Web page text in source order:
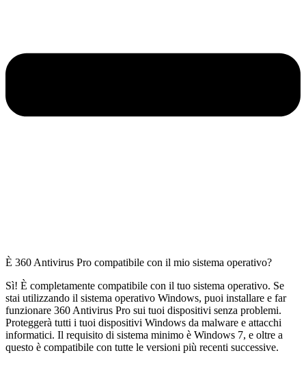
È 360 Antivirus Pro compatibile con il mio sistema operativo?
Sì! È completamente compatibile con il tuo sistema operativo. Se
stai utilizzando il sistema operativo Windows, puoi installare e far
funzionare 360 Antivirus Pro sui tuoi dispositivi senza problemi.
Proteggerà tutti i tuoi dispositivi Windows da malware e attacchi
informatici. Il requisito di sistema minimo è Windows 7, e oltre a
questo è compatibile con tutte le versioni più recenti successive.